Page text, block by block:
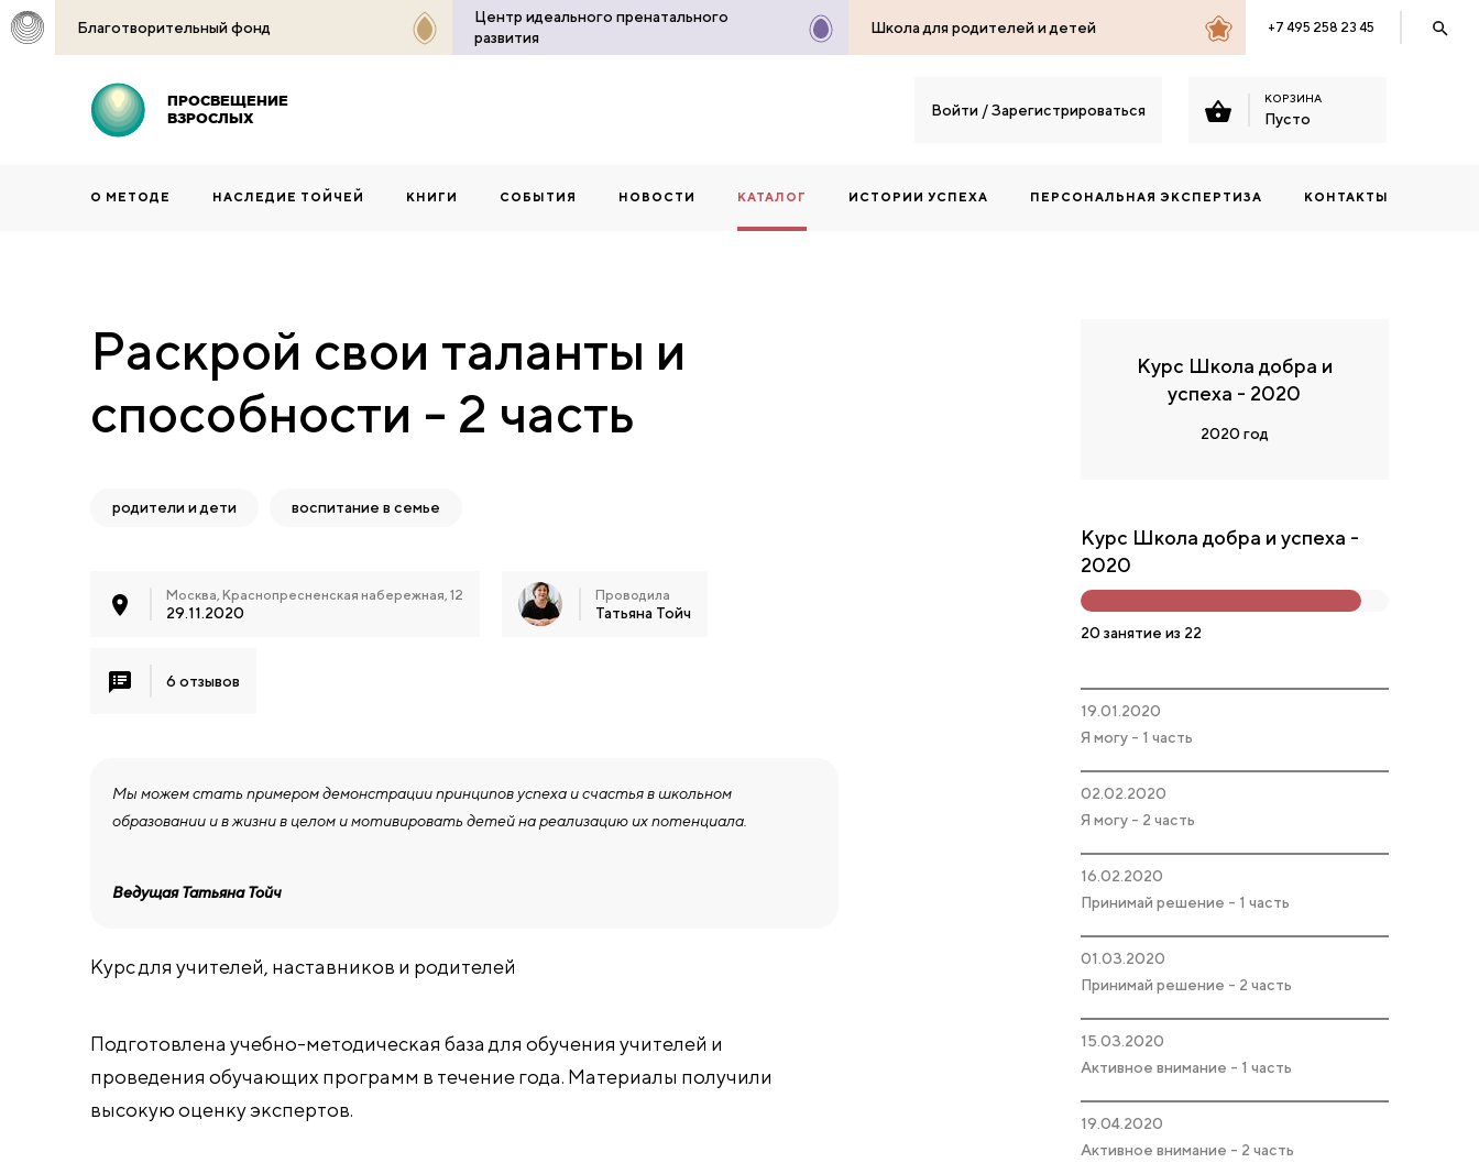
Благотворительный фонд
Центр идеального пренатального
развития
Школа для родителей и детей +7 495 258 23 45
ПРОСВЕЩЕНИЕ
ВЗРОСЛЫХ
Войти /Зарегистрироваться
КОРЗИНА
Пусто
О МЕТОДЕ НАСЛЕДИЕ ТОЙЧЕЙ КНИГИ СОБЫТИЯ НОВОСТИ КАТАЛОГ ИСТОРИИ УСПЕХА ПЕРСОНАЛЬНАЯ ЭКСПЕРТИЗА КОНТАКТЫ
Раскрой свои таланты и
способности - 2 часть
родители и дети воспитание в семье
Москва, Краснопресненская набережная, 12
29.11.2020
Проводила
Татьяна Тойч
6 отзывов
Мы можем стать примером демонстрации принципов успеха и счастья в школьном
образовании и в жизни в целом и мотивировать детей на реализацию их потенциала.
Ведущая Татьяна Тойч
Курс для учителей, наставников и родителей
Подготовлена учебно-методическая база для обучения учителей и
проведения обучающих программ в течение года. Материалы получили
высокую оценку экспертов.
Курс Школа добра и
успеха - 2020
2020 год
Курс Школа добра и успеха -
2020
20 занятие из 22
19.01.2020
Я могу - 1 часть
02.02.2020
Я могу - 2 часть
16.02.2020
Принимай решение - 1 часть
01.03.2020
Принимай решение - 2 часть
15.03.2020
Активное внимание - 1 часть
19.04.2020
Активное внимание - 2 часть